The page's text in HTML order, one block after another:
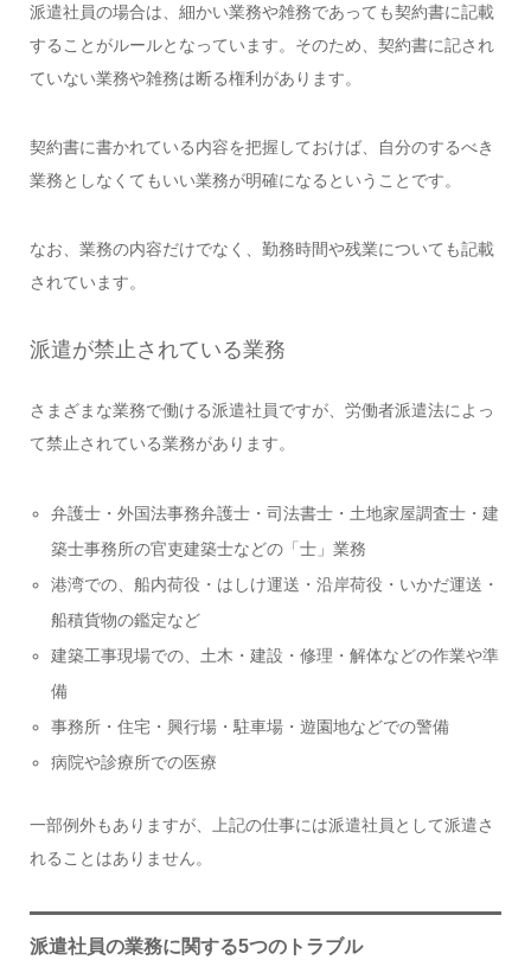
派遣社員の場合は、細かい業務や雑務であっても契約書に記載
することがルールとなっています。そのため、契約書に記され
ていない業務や雑務は断る権利があります。
契約書に書かれている内容を把握しておけば、自分のするべき
業務としなくてもいい業務が明確になるということです。
なお、業務の内容だけでなく、勤務時間や残業についても記載
されています。
派遣が禁止されている業務
さまざまな業務で働ける派遣社員ですが、労働者派遣法によっ
て禁止されている業務があります。
弁護士・外国法事務弁護士・司法書士・土地家屋調査士・建
築士事務所の官吏建築士などの「士」業務
港湾での、船内荷役・はしけ運送・沿岸荷役・いかだ運送・
船積貨物の鑑定など
建築工事現場での、土木・建設・修理・解体などの作業や準
備
事務所・住宅・興行場・駐車場・遊園地などでの警備
病院や診療所での医療
一部例外もありますが、上記の仕事には派遣社員として派遣さ
れることはありません。
派遣社員の業務に関する5つのトラブル